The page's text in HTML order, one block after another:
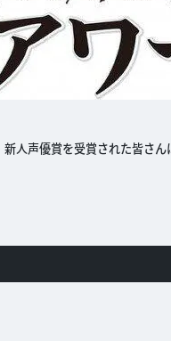
人声優賞を受賞された皆さ